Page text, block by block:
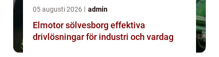
05 augusti 2026 admin
Elmotor sölvesborg effektiva
drivlösningar för industri och vardag